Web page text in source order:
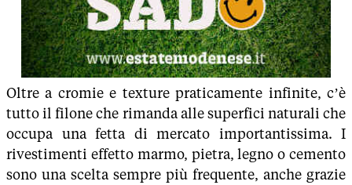
Oltre a cromie e texture praticamente infinite, c’è
tutto il filone che rimanda alle superfici naturali che
occupa una fetta di mercato importantissima. I
rivestimenti effetto marmo, pietra, legno o cemento
sono una scelta sempre più frequente, anche grazie